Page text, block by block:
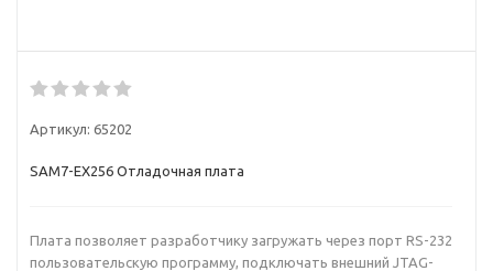
Артикул: 65202
SAM7-EX256 Отладочная плата
Плата позволяет разработчику загружать через порт RS-232
пользовательскую программу, подключать внешний JTAG-